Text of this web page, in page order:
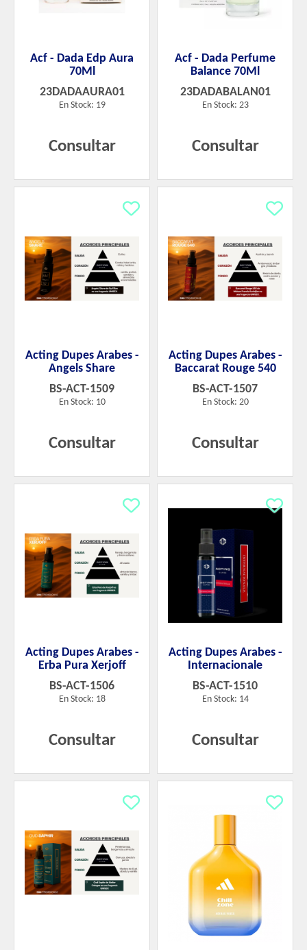
Acf - Dada Edp Aura
70Ml
23DADAAURA01
En Stock: 19
Consultar
Acf - Dada Perfume
Balance 70Ml
23DADABALAN01
En Stock: 23
Consultar
Acting Dupes Arabes -
Angels Share
BS-ACT-1509
En Stock: 10
Consultar
Acting Dupes Arabes -
Baccarat Rouge 540
BS-ACT-1507
En Stock: 20
Consultar
Acting Dupes Arabes -
Erba Pura Xerjoff
BS-ACT-1506
En Stock: 18
Consultar
Acting Dupes Arabes -
Internacionale
BS-ACT-1510
En Stock: 14
Consultar